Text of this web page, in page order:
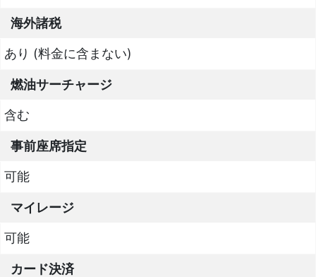
海外諸税
あり (料金に含まない)
燃油サーチャージ
含む
事前座席指定
可能
マイレージ
可能
カード決済